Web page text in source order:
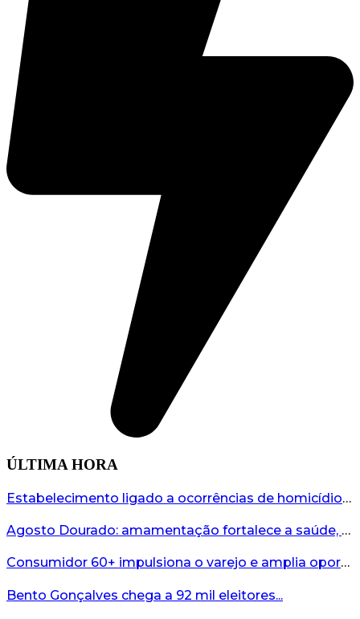
ÚLTIMA HORA
Estabelecimento ligado a ocorrências de homicídio é interditado durante fiscalização em Bento...
Agosto Dourado: amamentação fortalece a saúde, o desenvolvimento e os vínculos...
Consumidor 60+ impulsiona o varejo e amplia oportunidades para o comércio ...
Bento Gonçalves chega a 92 mil eleitores...